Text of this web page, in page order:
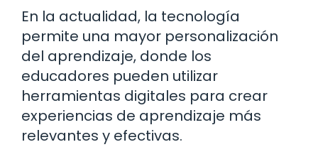
En la actualidad, la tecnología
permite una mayor personalización
del aprendizaje, donde los
educadores pueden utilizar
herramientas digitales para crear
experiencias de aprendizaje más
relevantes y efectivas.